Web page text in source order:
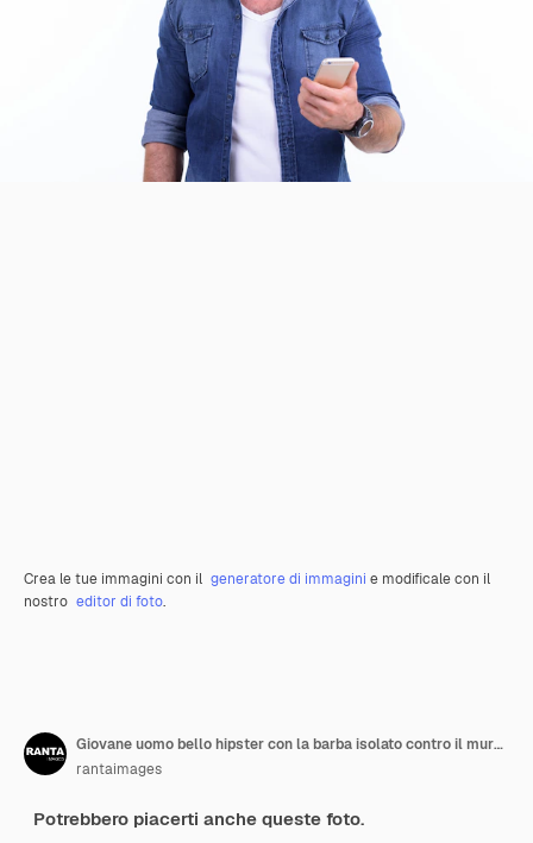
Crea le tue immagini con il generatore di immagini e modificale con il
nostro editor di foto.
Giovane uomo bello hipster con la barba isolato contro il muro bianco
rantaimages
Potrebbero piacerti anche queste foto.